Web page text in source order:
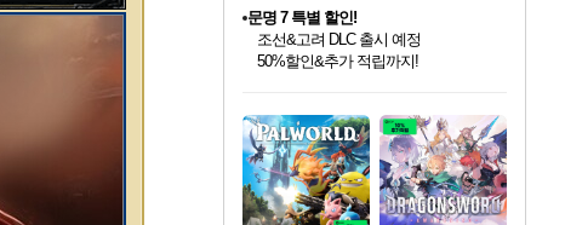
최대 90% 할인가를 만나보세요!
네이버혜택과 함께 만나보세요!
문명 7 특별 할인!
조선&고려 DLC 출시 예정
50%할인&추가 적립까지!
네이버 포인트 혜택까지!
이니&베니 혜택까지!
네이버 혜택가와 함께 예약하세요!
할인&네이버혜택으로 만나보세요!
네이버페이 혜택과 만나보세요!
40주년 프로모션으로 만나보세요!
할인가에 만나보세요!
일부 에디션 상시 할인!
혜택으로 예약 판매 중
편안하게 충전하세요